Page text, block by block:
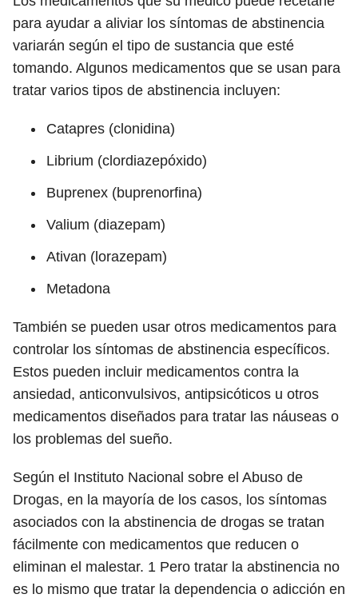
para ayudar a aliviar los síntomas de abstinencia
variarán según el tipo de sustancia que esté
tomando. Algunos medicamentos que se usan para
tratar varios tipos de abstinencia incluyen:
Catapres (clonidina)
Librium (clordiazepóxido)
Buprenex (buprenorfina)
Valium (diazepam)
Ativan (lorazepam)
Metadona
También se pueden usar otros medicamentos para
controlar los síntomas de abstinencia específicos.
Estos pueden incluir medicamentos contra la
ansiedad, anticonvulsivos, antipsicóticos u otros
medicamentos diseñados para tratar las náuseas o
los problemas del sueño.
Según el Instituto Nacional sobre el Abuso de
Drogas, en la mayoría de los casos, los síntomas
asociados con la abstinencia de drogas se tratan
fácilmente con medicamentos que reducen o
eliminan el malestar. 1 Pero tratar la abstinencia no
es lo mismo que tratar la dependencia o adicción en